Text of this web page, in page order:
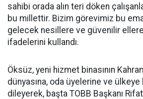
sahibi orada alın teri döken
bu millettir. Bizim görevimiz bu
gelecek nesillere ve güvenilir
ifadelerini kullandı.
Öksüz, yeni hizmet binasının
dünyasına, oda üyelerine ve ülkeye
dileyerek, başta TOBB Başkanı